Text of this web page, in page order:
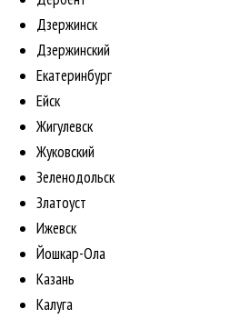
Дзержинск
Дзержинский
Екатеринбург
Ейск
Жигулевск
Жуковский
Зеленодольск
Златоуст
Ижевск
Йошкар-Ола
Казань
Калуга